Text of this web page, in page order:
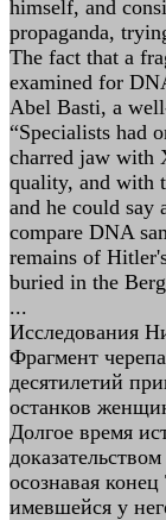
himself, and
propaganda,
The fact that a
examined for
Abel Basti, a
“Specialists had
charred jaw with
quality, and with
and he could say
compare DNA
remains of
buried in the
...
Исследования
Фрагмент
десятилетий
останков
Долгое время
осознавая
имевшейся у